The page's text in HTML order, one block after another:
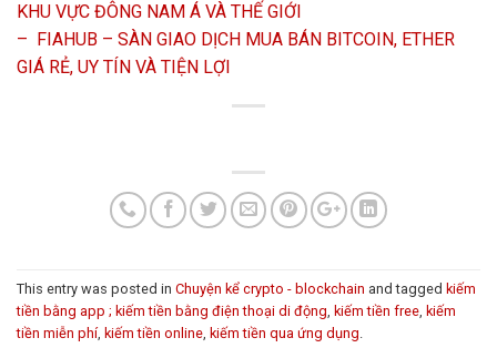
KHU VỰC ĐÔNG NAM Á VÀ THẾ GIỚI
–
FIAHUB – SÀN GIAO DỊCH MUA BÁN BITCOIN, ETHER
GIÁ RẺ, UY TÍN VÀ TIỆN LỢI
This entry was posted in Chuyện kể crypto - blockchain and tagged kiếm
tiền bằng app ; kiếm tiền bằng điện thoại di động kiếm tiền free kiếm
tiền miễn phí, kiếm tiền online kiếm tiền qua ứng dụng